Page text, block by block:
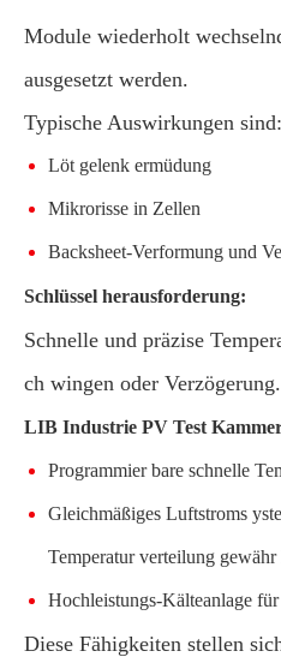
Module wiederholt
ausgesetzt werden.
Typische Auswirkungen sind:
Löt gelenk ermüdung
Mikrorisse in Zellen
Backsheet-Verformung und
Schlüssel herausforderung:
Schnelle und präzise
ch wingen oder Verzögerung.
LIB Industrie PV Test
Programmier bare schnelle
Gleichmäßiges Luftstroms
Temperatur verteilung gewähr
Hochleistungs-Kälteanlage
Diese Fähigkeiten stellen